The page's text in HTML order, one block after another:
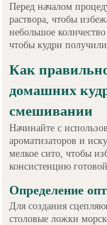
Перед началом
раствора, чтобы
небольшое
чтобы кудри
Как
домашних
смешивании
Начинайте с
ароматизаторов и
мелкое сито, чтобы
консистенцию
Определение
Для создания
столовые ложки